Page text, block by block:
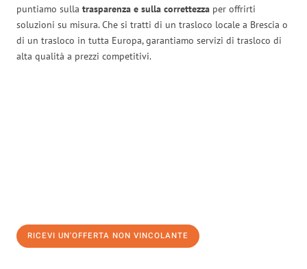
puntiamo sulla trasparenza e sulla correttezza per offrirti
soluzioni su misura. Che si tratti di un trasloco locale a Brescia o
di un trasloco in tutta Europa, garantiamo servizi di trasloco di
alta qualità a prezzi competitivi.
RICEVI UN'OFFERTA NON VINCOLANTE